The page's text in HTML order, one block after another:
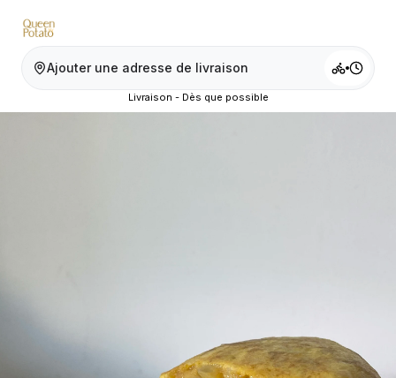
Ajouter une adresse de livraison
Livraison - Dès que possible